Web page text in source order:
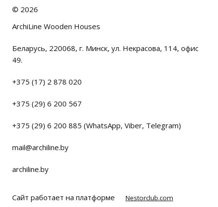
© 2026
ArchiLine Wooden Houses
Беларусь, 220068, г. Минск, ул. Некрасова, 114, офис
49.
+375 (17) 2 878 020
+375 (29) 6 200 567
+375 (29) 6 200 885 (WhatsApp, Viber, Telegram)
mail@archiline.by
archiline.by
Сайт работает на платформе Nestorclub.com